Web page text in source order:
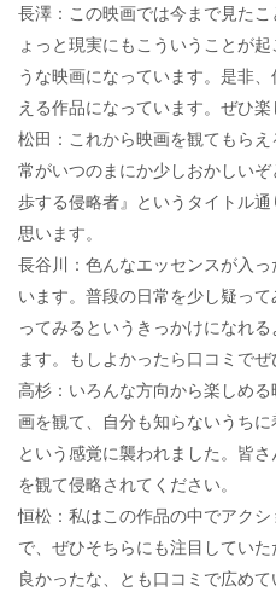
長澤：この映画では今まで見た
ょっと現実にもこういうことが
うな映画になっています。是非
える作品になっています。ぜひ楽
松田：これから映画を観てもら
常がいつのまにか少しおかしい
歩する侵略者』というタイトル
思います。
長谷川：色んなエッセンスが入
います。普段の日常を少し疑っ
ってみるというきっかけになれ
ます。もしよかったら口コミでぜ
高杉：いろんな方向から楽しめ
画を観て、自分も知らないうちに
という感覚に襲われました。皆
を観て侵略されてください。
恒松：私はこの作品の中でアク
で、ぜひそちらにも注目してい
良かったな、とも口コミで広めて